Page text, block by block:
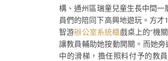
構、通州區瑞童兒童生長中間
員們的陪同下高興地遊玩。方才
智游辦公室系統櫃戲桌上的“機
讓教員輔助她按動開關。而她
中的滑梯，擔任照料付予的教